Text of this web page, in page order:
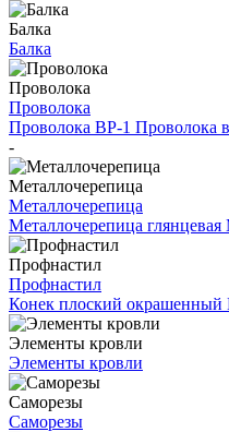
Балка
Балка
Проволока
Проволока
Проволока ВР-1 Проволока
-
Металлочерепица
Металлочерепица
Металлочерепица глянцевая
Профнастил
Профнастил
Конек плоский окрашенный
Элементы кровли
Элементы кровли
Саморезы
Саморезы